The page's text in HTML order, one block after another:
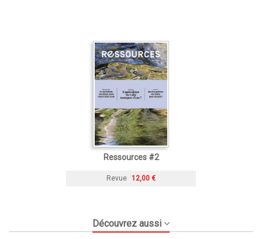
Ressources #2
Revue 12,00 €
Découvrez aussi